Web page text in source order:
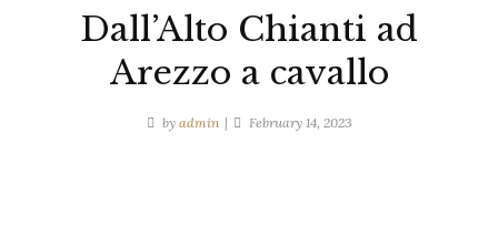
Dall’Alto Chianti ad
Arezzo a cavallo
by admin February 14, 2023